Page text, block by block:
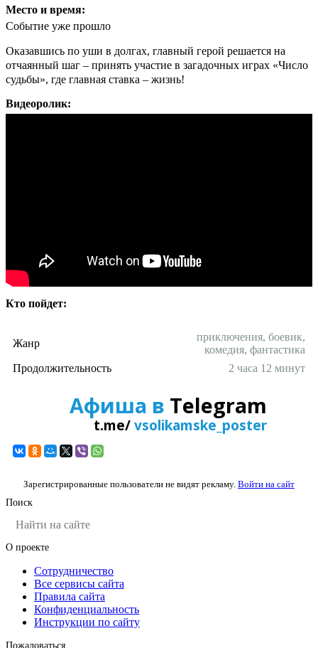
Место и время:
Событие уже прошло
Оказавшись по уши в долгах, главный герой решается на
отчаянный шаг – принять участие в загадочных играх «Число
судьбы», где главная ставка – жизнь!
Видеоролик:
Кто пойдет:
Жанр
приключения, боевик,
комедия, фантастика
Продолжительность
2 часа 12 минут
Афиша в Telegram
t.me/vsolikamske_poster
Зарегистрированные пользователи не видят рекламу. Войти на сайт
Поиск
О проекте
Сотрудничество
Все сервисы сайта
Правила сайта
Конфиденциальность
Инструкции по сайту
Пожаловаться